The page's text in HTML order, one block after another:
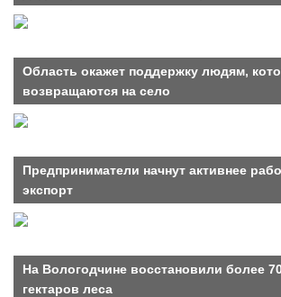
Область окажет поддержку людям,
возвращаются на село
Предприниматели начнут активнее
экспорт
На Вологодчине восстановили более
гектаров леса